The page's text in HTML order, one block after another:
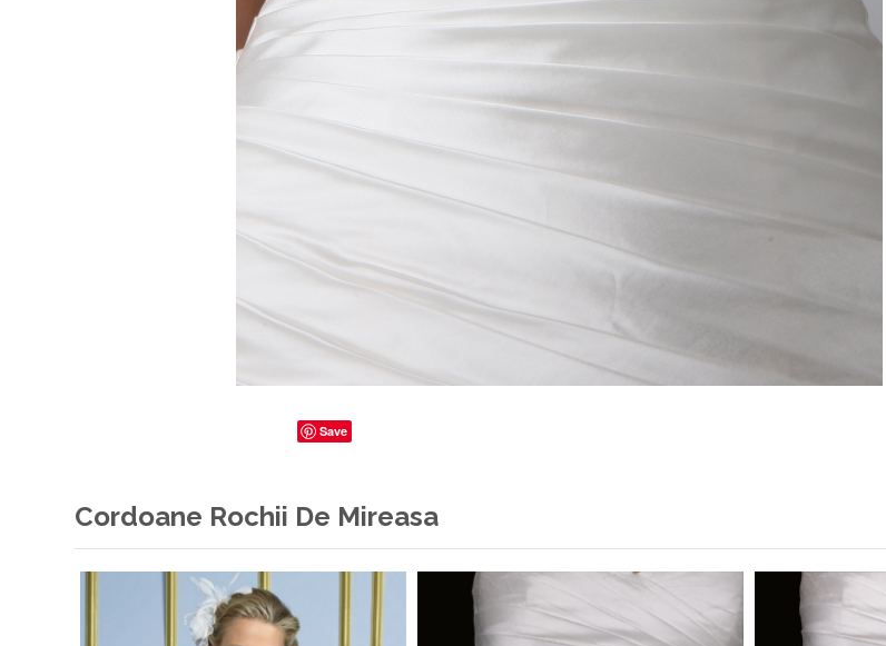
Save
Cordoane Rochii De Mireasa